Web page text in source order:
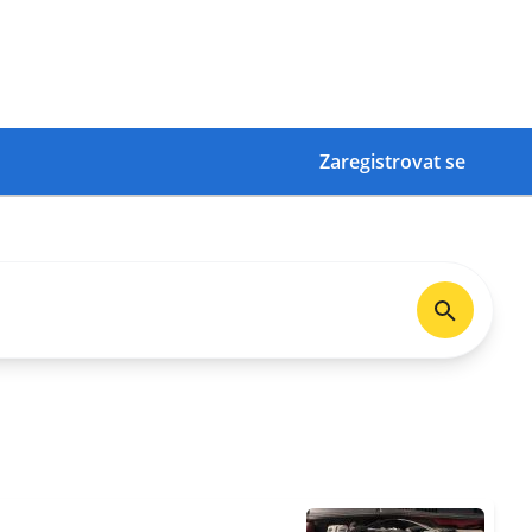
Zaregistrovat se